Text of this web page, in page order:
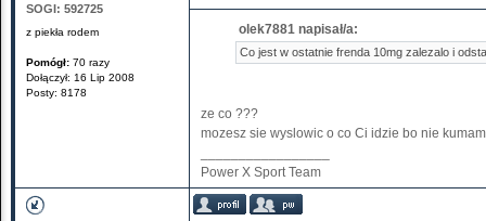
SOGI: 592725
z piekła rodem
Pomógł: 70 razy
Dołączył: 16 Lip 2008
Posty: 8178
olek7881 napisał/a:
Co jest w ostatnie frenda 10mg zalezalo i
ze co ???
mozesz sie wyslowic o co Ci idzie bo nie
Power X Sport Team